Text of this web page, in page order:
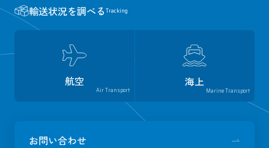
輸送状況を調べる Tracking
航空
Air Transport
海上
Marine Transport
お問い合わせ